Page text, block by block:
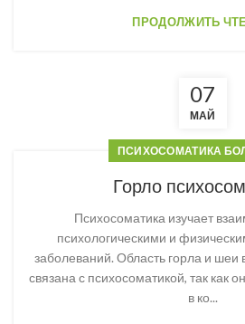
ПРОДОЛЖИТЬ
07
МАЙ
ПСИХОСОМАТИКА
Горло
Психосоматика изучает
психологическими и
заболеваний. Область горла и шеи
связана с психосоматикой, так как
в ко...